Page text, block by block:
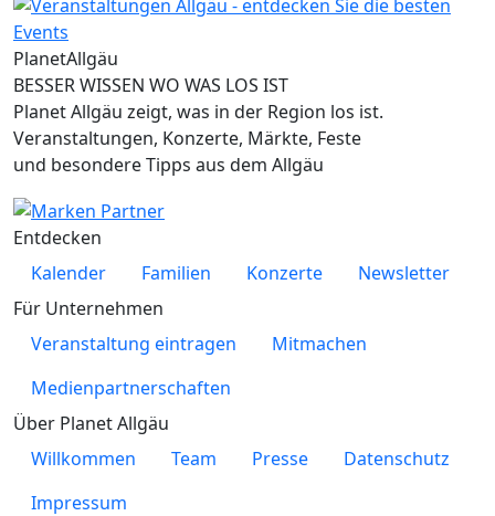
PlanetAllgäu
BESSER WISSEN WO WAS LOS IST
Planet Allgäu zeigt, was in der Region los ist.
Veranstaltungen, Konzerte, Märkte, Feste
und besondere Tipps aus dem Allgäu
Entdecken
Kalender
Familien Konzerte
Newsletter
Für Unternehmen
Veranstaltung eintragen
Mitmachen
Medienpartnerschaften
Über Planet Allgäu
Willkommen
Team Presse
Datenschutz
Impressum